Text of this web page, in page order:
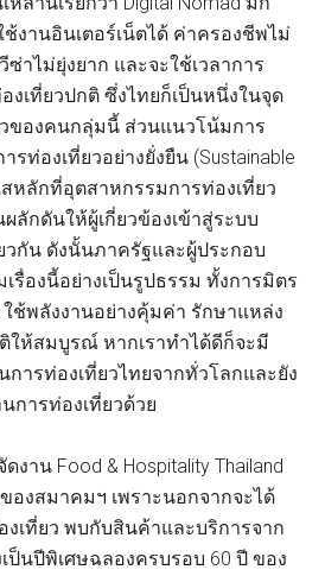
ช้งานอินเตอร์เน็ตได้ ค่าครองชีพไม่
าไม่ยุ่งยาก และจะใช้เวลาการ
งเที่ยวปกติ ซึ่งไทยก็เป็นหนึ่งในจุด
ของคนกลุ่มนี้ ส่วนแนวโน้มการ
รท่องเที่ยวอย่างยั่งยืน (Sustainable
สหลักที่อุตสาหกรรมการท่องเที่ยว
ลักดันให้ผู้เกี่ยวข้องเข้าสู่ระบบ
วกัน ดังนั้นภาครัฐและผู้ประกอบ
เรื่องนี้อย่างเป็นรูปธรรม ทั้งการมิตร
ช้พลังงานอย่างคุ้มค่า รักษาแหล่ง
ให้สมบูรณ์ หากเราทำได้ดีก็จะมี
ารท่องเที่ยวไทยจากทั่วโลกและยัง
การท่องเที่ยวด้วย
าน Food & Hospitality Thailand
องสมาคมฯ เพราะนอกจากจะได้
เที่ยว พบกับสินค้าและบริการจาก
นปีพิเศษฉลองครบรอบ 60 ปี ของ